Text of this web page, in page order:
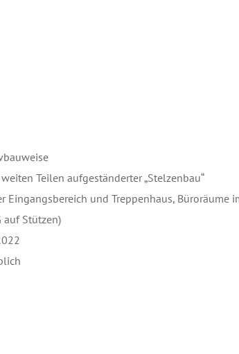
Teilen aufgeständerter „Stelzenbau“
Eingangsbereich und Treppenhaus, Büroräume
auf Stützen)